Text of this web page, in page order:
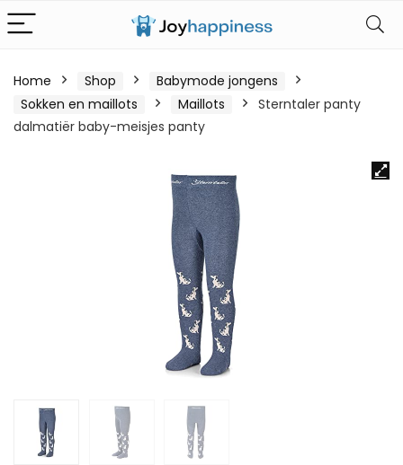
Home Shop
Babymode jongens
Sokken en maillots
Maillots
Sterntaler panty
dalmatiër baby-meisjes panty